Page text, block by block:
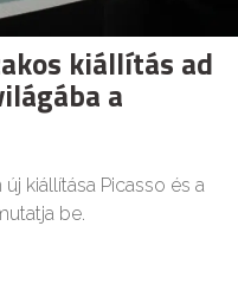
kiállítás ad
a
kiállítása Picasso és a
be.